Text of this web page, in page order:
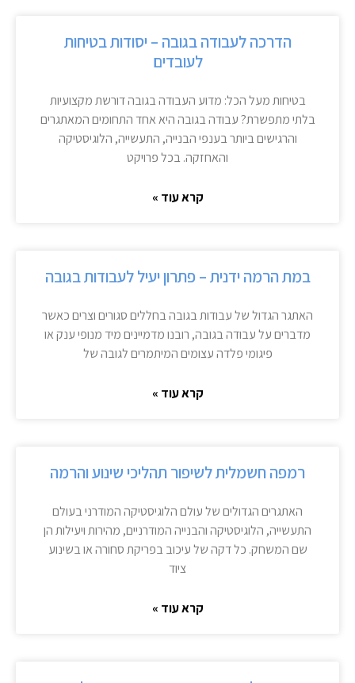
הדרכה לעבודה בגובה – יסודות בטיחות
לעובדים
בטיחות מעל הכל: מדוע העבודה בגובה דורשת מקצועיות
בלתי מתפשרת? עבודה בגובה היא אחד התחומים המאתגרים
והרגישים ביותר בענפי הבנייה, התעשייה, הלוגיסטיקה
והאחזקה. בכל פרויקט
קרא עוד »
במת הרמה ידנית – פתרון יעיל לעבודות בגובה
האתגר הגדול של עבודות בגובה בחללים סגורים וצרים כאשר
מדברים על עבודה בגובה, רובנו מדמיינים מיד מנופי ענק או
פיגומי פלדה עצומים המיתמרים לגובה של
קרא עוד »
רמפה חשמלית לשיפור תהליכי שינוע והרמה
האתגרים הגדולים של עולם הלוגיסטיקה המודרני בעולם
התעשייה, הלוגיסטיקה והבנייה המודרניים, מהירות ויעילות הן
שם המשחק. כל דקה של עיכוב בפריקת סחורה או בשינוע
ציוד
קרא עוד »